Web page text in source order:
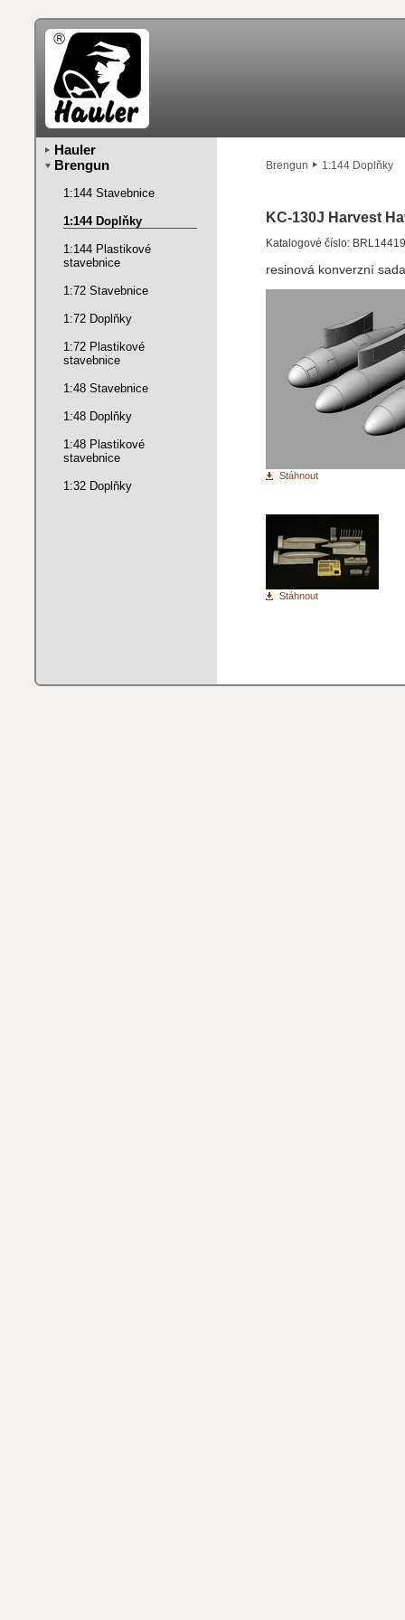
Brengun 1:144 Doplňky
KC-130J Harvest
Katalogové číslo:
resinová konverzní sada
Stáhnout
Stáhnout
Hauler
Brengun
1:144 Stavebnice
1:144 Doplňky
1:144 Plastikové
stavebnice
1:72 Stavebnice
1:72 Doplňky
1:72 Plastikové
stavebnice
1:48 Stavebnice
1:48 Doplňky
1:48 Plastikové
stavebnice
1:32 Doplňky